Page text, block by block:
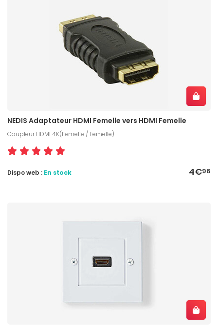
NEDIS Adaptateur HDMI Femelle vers HDMI Femelle
Coupleur HDMI 4K(Femelle / Femelle)
4€96
Dispo web : En stock